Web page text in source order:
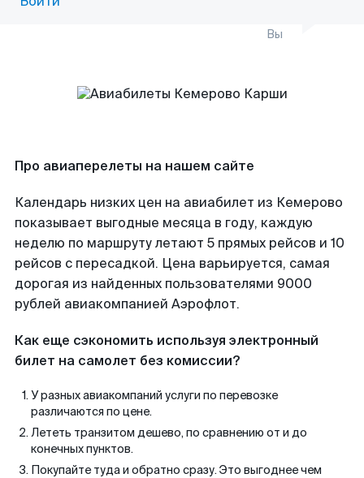
Вы
Про авиаперелеты на нашем сайте
Календарь низких цен на авиабилет из Кемерово
показывает выгодные месяца в году, каждую
неделю по маршруту летают 5 прямых рейсов и 10
рейсов с пересадкой. Цена варьируется, самая
дорогая из найденных пользователями 9000
рублей авиакомпанией Аэрофлот.
Как еще сэкономить используя электронный
билет на самолет без комиссии?
У разных авиакомпаний услуги по перевозке
различаются по цене.
Лететь транзитом дешево, по сравнению от и до
конечных пунктов.
Покупайте туда и обратно сразу. Это выгоднее чем